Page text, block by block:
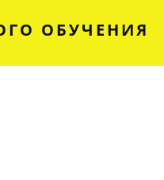
ОБУЧЕНИЯ